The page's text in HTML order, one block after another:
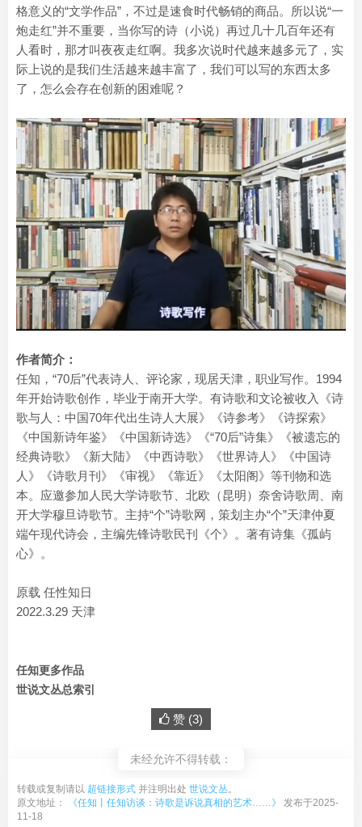
格意义的“文学作品”，不过是速食时代畅销的商品。所以说“一
炮走红”并不重要，当你写的诗（小说）再过几十几百年还有
人看时，那才叫夜夜走红啊。我多次说时代越来越多元了，实
际上说的是我们生活越来越丰富了，我们可以写的东西太多
了，怎么会存在创新的困难呢？
作者简介：
任知，“70后”代表诗人、评论家，现居天津，职业写作。1994
年开始诗歌创作，毕业于南开大学。有诗歌和文论被收入《诗
歌与人：中国70年代出生诗人大展》《诗参考》《诗探索》
《中国新诗年鉴》《中国新诗选》《“70后”诗集》《被遗忘的
经典诗歌》《新大陆》《中西诗歌》《世界诗人》《中国诗
人》《诗歌月刊》《审视》《靠近》《太阳阁》等刊物和选
本。应邀参加人民大学诗歌节、北欧（昆明）奈舍诗歌周、南
开大学穆旦诗歌节。主持“个”诗歌网，策划主办“个”天津仲夏
端午现代诗会，主编先锋诗歌民刊《个》。著有诗集《孤屿
心》。
原载 任性知日
2022.3.29 天津
任知更多作品
世说文丛总索引
赞 (3)
未经允许不得转载：
转载或复制请以 超链接形式 并注明出处 世说文丛。
原文地址：
《任知丨任知访谈：诗歌是诉说真相的艺术……》
发布于2025-
11-18